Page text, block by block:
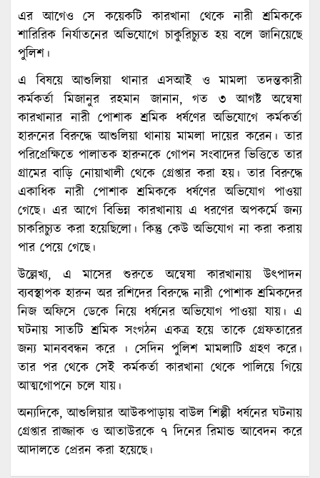
এর আগেও সে কয়েকটি কারখানা থেকে নারী শ্রমিককে
শারিরিক নির্যাতনের অভিযোগে চাকুরিচ্যুত হয় বলে জানিয়েছে
পুলিশ।
এ বিষয়ে আশুলিয়া থানার এসআই ও মামলা তদন্তকারী
কর্মকর্তা মিজানুর রহমান জানান, গত ৩ আগষ্ট অন্বেষা
কারখানার নারী পোশাক শ্রমিক ধর্ষণের অভিযোগে কর্মকর্তা
হারুনের বিরুদ্ধে আশুলিয়া থানায় মামলা দায়ের করেন। তার
পরিপ্রেক্ষিতে পালাতক হারুনকে গোপন সংবাদের ভিত্তিতে তার
গ্রামের বাড়ি নোয়াখালী থেকে গ্রেপ্তার করা হয়। তার বিরুদ্ধে
একাধিক নারী পোশাক শ্রমিককে ধর্ষণের অভিযোগ পাওয়া
গেছে। এর আগে বিভিন্ন কারখানায় এ ধরণের অপকর্মে জন্য
চাকরিচ্যুত করা হয়েছিলো। কিন্তু কেউ অভিযোগ না করা করায়
পার পেয়ে গেছে।
উল্লেখ্য, এ মাসের শুরুতে অন্বেষা কারখানায় উৎপাদন
ব্যবস্থাপক হারুন অর রশিদের বিরুদ্ধে নারী পোশাক শ্রমিকদের
নিজ অফিসে ডেকে নিয়ে ধর্ষনের অভিযোগ পাওয়া যায়। এ
ঘটনায় সাতটি শ্রমিক সংগঠন একত্র হয়ে তাকে গ্রেফতারের
জন্য মানববন্ধন করে । সেদিন পুলিশ মামলাটি গ্রহণ করে।
তার পর থেকে সেই কর্মকর্তা কারখানা থেকে পালিয়ে গিয়ে
আত্মগোপনে চলে যায়।
অন্যদিকে, আশুলিয়ার আউকপাড়ায় বাউল শিল্পী ধর্ষনের ঘটনায়
গ্রেপ্তার রাজ্জাক ও আতাউরকে ৭ দিনের রিমান্ড আবেদন করে
আদালতে প্রেরন করা হয়েছে।